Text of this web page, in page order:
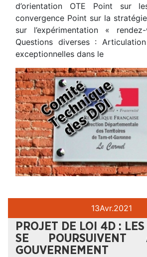
d’orientation OTE Point sur
convergence Point sur la
sur l’expérimentation «
Questions diverses :
exceptionnelles dans le
13Avr.2021
PROJET DE LOI 4D :
SE POURSUIVENT
GOUVERNEMENT